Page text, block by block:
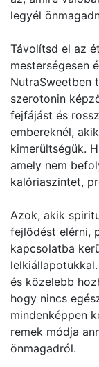
legyél
Távolítsd el az
mesterségesen
NutraSweetben
szerotonin
fejfájást és
embereknél,
kimerültségük.
amely nem
kalóriaszintet,
Azok, akik
fejlődést elérni,
kapcsolatba
és közelebb
hogy nincs
mindenképpen
remek módja
önmagadról.